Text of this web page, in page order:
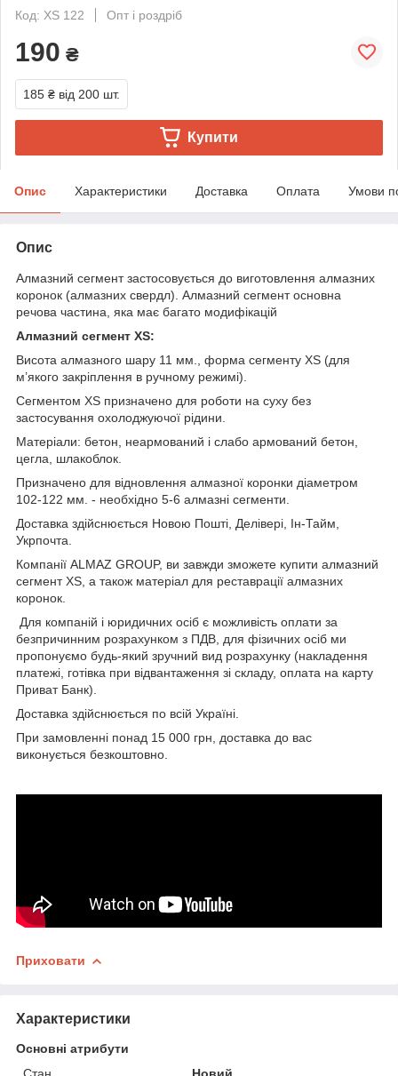
Код: XS 122
Опт і роздріб
190 ₴
185 ₴ від 200 шт.
Купити
Опис Характеристики Доставка Оплата Умови
Опис
Алмазний сегмент застосовується до виготовлення алмазних
коронок (алмазних свердл). Алмазний сегмент основна
речова частина, яка має багато модифікацій
Алмазний сегмент ХS:
Висота алмазного шару 11 мм., форма сегменту XS (для
м’якого закріплення в ручному режимі).
Сегментом XS призначено для роботи на суху без
застосування охолоджуючої рідини.
Матеріали: бетон, неармований і слабо армований бетон,
цегла, шлакоблок.
Призначено для відновлення алмазної коронки діаметром
102-122 мм. - необхідно 5-6 алмазні сегменти.
Доставка здійснюється Новою Пошті, Делівері, Ін-Тайм,
Укрпочта.
Компанії ALMAZ GROUP, ви завжди зможете купити алмазний
сегмент ХS, а також матеріал для реставрації алмазних
коронок.
Для компаній і юридичних осіб є можливість оплати за
безпричинним розрахунком з ПДВ, для фізичних осіб ми
пропонуємо будь-який зручний вид розрахунку (накладення
платежі, готівка при відвантаження зі складу, оплата на карту
Приват Банк).
Доставка здійснюється по всій Україні.
При замовленні понад 15 000 грн, доставка до вас
виконується безкоштовно.
Приховати
Характеристики
Основні атрибути
Стан
Новий